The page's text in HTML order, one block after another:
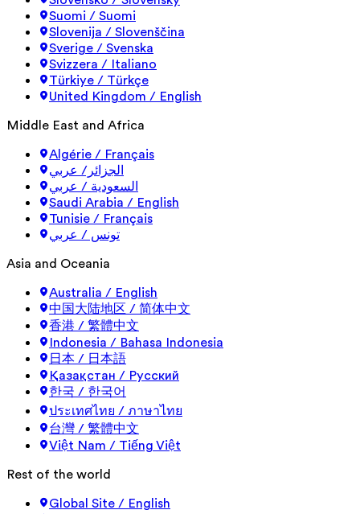
Suomi / Suomi
Slovenija / Slovenščina
Sverige / Svenska
Svizzera / Italiano
Türkiye / Türkçe
United Kingdom / English
Middle East and Africa
Algérie / Français
الجزائر/ عربي
السعودية / عربي
Saudi Arabia / English
Tunisie / Français
تونس / عربي
Asia and Oceania
Australia / English
中国大陆地区 / 简体中文
香港 / 繁體中文
Indonesia / Bahasa Indonesia
日本 / 日本語
Қазақстан / Русский
한국 / 한국어
ประเทศไทย / ภาษาไทย
台灣 / 繁體中文
Việt Nam / Tiếng Việt
Rest of the world
Global Site / English